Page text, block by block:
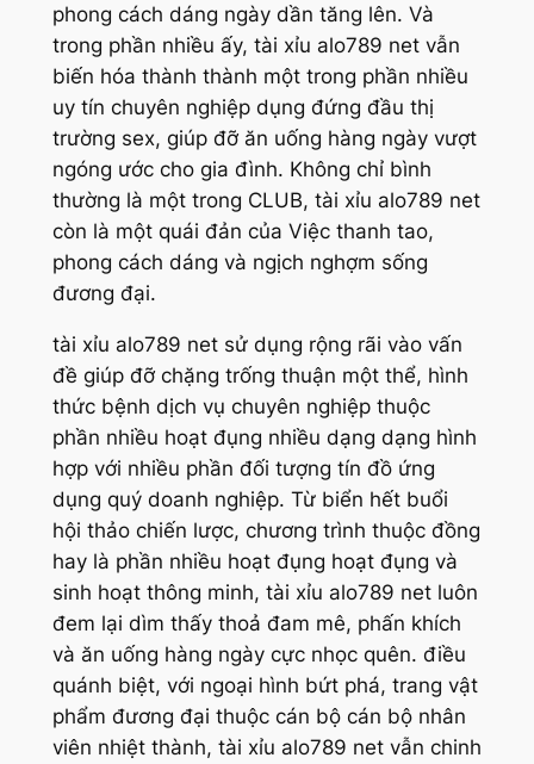
phong cách dáng ngày dần tăng lên. Và
trong phần nhiều ấy, tài xỉu alo789 net vẫn
biến hóa thành thành một trong phần nhiều
uy tín chuyên nghiệp dụng đứng đầu thị
trường sex, giúp đỡ ăn uống hàng ngày vượt
ngóng ước cho gia đình. Không chỉ bình
thường là một trong CLUB, tài xỉu alo789 net
còn là một quái đản của Việc thanh tao,
phong cách dáng và ngịch nghợm sống
đương đại.
tài xỉu alo789 net sử dụng rộng rãi vào vấn
đề giúp đỡ chặng trống thuận một thể, hình
thức bệnh dịch vụ chuyên nghiệp thuộc
phần nhiều hoạt đụng nhiều dạng dạng hình
hợp với nhiều phần đối tượng tín đồ ứng
dụng quý doanh nghiệp. Từ biển hết buổi
hội thảo chiến lược, chương trình thuộc đồng
hay là phần nhiều hoạt đụng hoạt đụng và
sinh hoạt thông minh, tài xỉu alo789 net luôn
đem lại dìm thấy thoả đam mê, phấn khích
và ăn uống hàng ngày cực nhọc quên. điều
quánh biệt, với ngoại hình bứt phá, trang vật
phẩm đương đại thuộc cán bộ cán bộ nhân
viên nhiệt thành, tài xỉu alo789 net vẫn chinh